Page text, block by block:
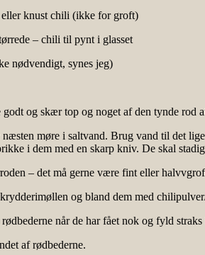
knust chili (ikke for groft)
– chili til pynt i glasset
nødvendigt, synes jeg)
og skær top og noget af den tynde rod
møre i saltvand. Brug vand til det
i dem med en skarp kniv. De skal
– det må gerne være fint eller
og bland dem med
når de har fået nok og fyld
af rødbederne.